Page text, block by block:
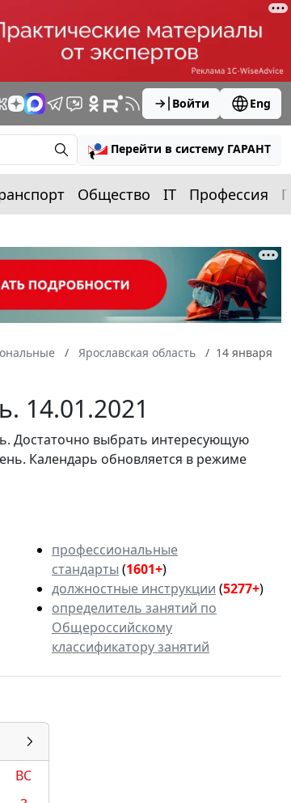
Войти Eng
Перейти в систему ГАРАНТ
Общество IT Профессия
Ярославская область
14 января
14.01.2021
Достаточно выбрать интересующую
Календарь обновляется в режиме
профессиональные
стандарты (1601+)
должностные инструкции (5277+)
определитель занятий по
Общероссийскому
классификатору занятий
ВС